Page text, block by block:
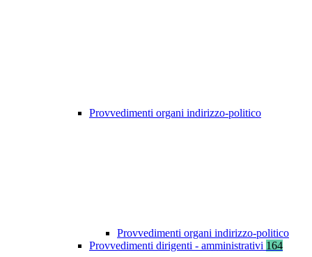
Provvedimenti organi indirizzo-politico
Provvedimenti organi indirizzo-politico
Provvedimenti dirigenti - amministrativi 164